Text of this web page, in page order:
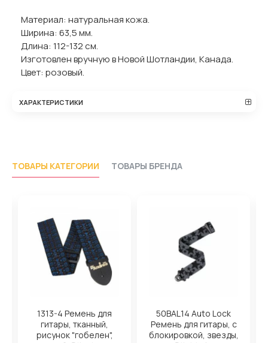
Материал: натуральная кожа.
Ширина: 63,5 мм.
Длина: 112-132 см.
Изготовлен вручную в Новой Шотландии, Канада.
Цвет: розовый.
ХАРАКТЕРИСТИКИ
ТОВАРЫ КАТЕГОРИИ ТОВАРЫ БРЕНДА
1313-4 Ремень для
гитары, тканный,
рисунок "гобелен",
50BAL14 Auto Lock
Ремень для гитары, с
блокировкой, звезды,